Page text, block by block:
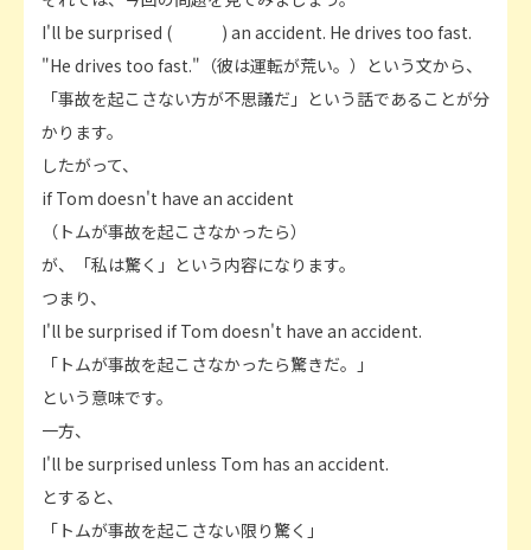
I'll be surprised ( ) an accident. He drives too fast.
"He drives too fast."（彼は運転が荒い。）という文から、
「事故を起こさない方が不思議だ」という話であることが分
かります。
したがって、
if Tom doesn't have an accident
（トムが事故を起こさなかったら）
が、「私は驚く」という内容になります。
つまり、
I'll be surprised if Tom doesn't have an accident.
「トムが事故を起こさなかったら驚きだ。」
という意味です。
一方、
I'll be surprised unless Tom has an accident.
とすると、
「トムが事故を起こさない限り驚く」